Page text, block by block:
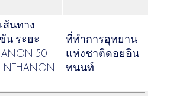
ส้นทาง
น ระยะ
50
ที่ทำการอุทยาน
แห่งชาติดอยอิน
ทนนท์